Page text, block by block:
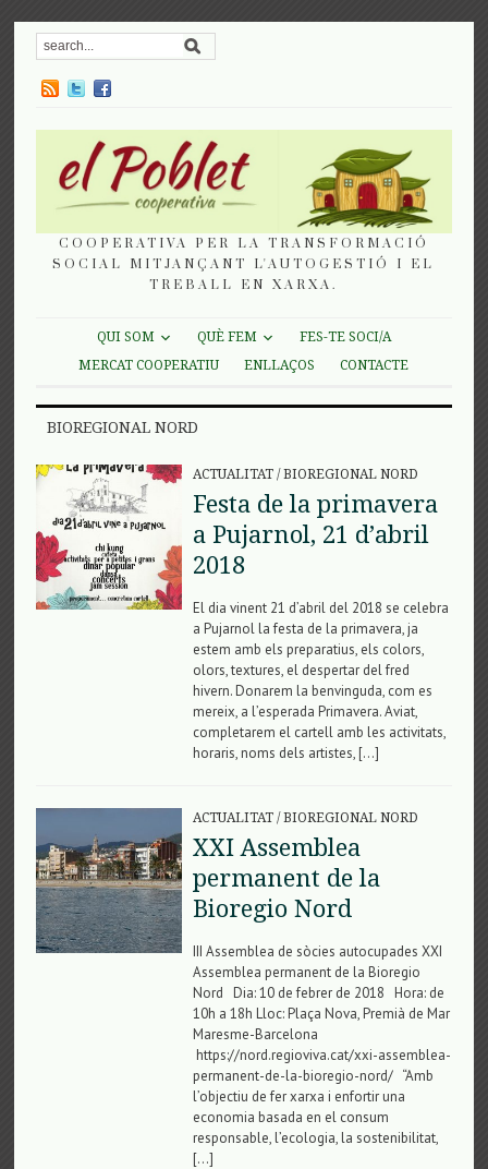
COOPERATIVA PER LA TRANSFORMACIÓ
SOCIAL MITJANÇANT L'AUTOGESTIÓ I EL
TREBALL EN XARXA.
QUI SOM QUÈ FEM
FES-TE SOCI/A
MERCAT COOPERATIU
ENLLAÇOS CONTACTE
BIOREGIONAL NORD
ACTUALITAT/BIOREGIONAL NORD
Festa de la primavera
a Pujarnol, 21 d’abril
2018
El dia vinent 21 d’abril del 2018 se celebra
a Pujarnol la festa de la primavera, ja
estem amb els preparatius, els colors,
olors, textures, el despertar del fred
hivern. Donarem la benvinguda, com es
mereix, a l’esperada Primavera. Aviat,
completarem el cartell amb les activitats,
horaris, noms dels artistes, […]
ACTUALITAT/BIOREGIONAL NORD
XXI Assemblea
permanent de la
Bioregio Nord
III Assemblea de sòcies autocupades XXI
Assemblea permanent de la Bioregio
Nord Dia: 10 de febrer de 2018 Hora: de
10h a 18h Lloc: Plaça Nova, Premià de Mar
Maresme-Barcelona
https://nord.regioviva.cat/xxi-assemblea-
permanent-de-la-bioregio-nord/ “Amb
l’objectiu de fer xarxa i enfortir una
economia basada en el consum
responsable, l’ecologia, la sostenibilitat,
[…]